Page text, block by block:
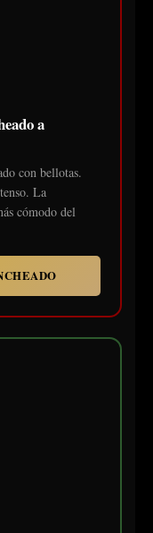
a
con bellotas.
La
cómodo del